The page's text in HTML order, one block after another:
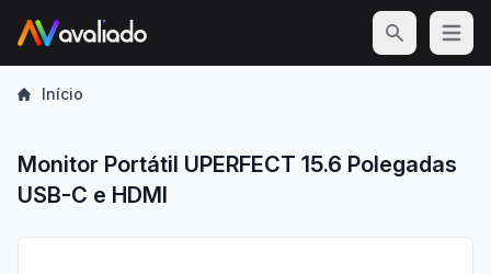
Open
Início
Monitor Portátil UPERFECT 15.6 Polegadas
USB-C e HDMI